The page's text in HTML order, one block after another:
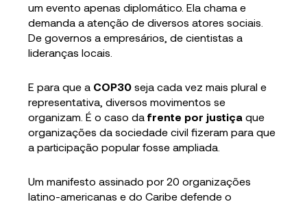
um evento apenas diplomático. Ela chama e
demanda a atenção de diversos atores sociais.
De governos a empresários, de cientistas a
lideranças locais.
E para que a COP30 seja cada vez mais plural e
representativa, diversos movimentos se
organizam. É o caso dafrente por justiça que
organizações da sociedade civil fizeram para que
a participação popular fosse ampliada.
Um manifesto assinado por 20 organizações
latino-americanas e do Caribe defende o